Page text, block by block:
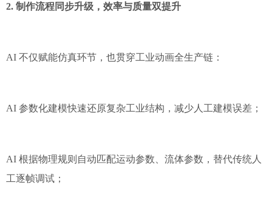
2. 制作流程同步升级，效率与质量双提升
AI 不仅赋能仿真环节，也贯穿工业动画全生产链：
AI 参数化建模快速还原复杂工业结构，减少人工建模误差；
AI 根据物理规则自动匹配运动参数、流体参数，替代传统人
工逐帧调试；